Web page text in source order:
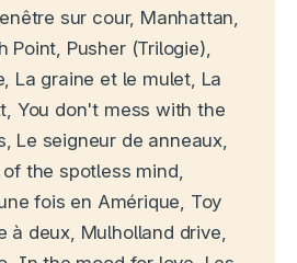
sur cour, Manhattan,
Point, Pusher (Trilogie),
La graine et le mulet, La
You don't mess with the
Le seigneur de anneaux,
the spotless mind,
fois en Amérique, Toy
à deux, Mulholland drive,